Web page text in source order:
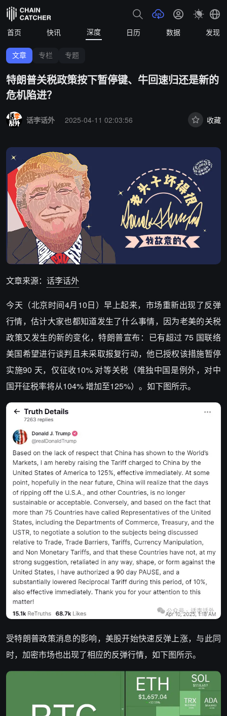
首页 快讯 深度 日历 数据 发现
文章 专栏 专题
特朗普关税政策按下暂停键、牛回速归还是新的
危机陷进？
话李话外
2025-04-11 02:03:56 收藏
文章来源： 话李话外
今天（北京时间4月10日）早上起来，市场重新出现了反弹
行情，估计大家也都知道发生了什么事情，因为老美的关税
政策又发生的新的变化，特朗普宣布：已有超过 75 国联络
美国希望进行谈判且未采取报复行动，他已授权该措施暂停
实施90 天，仅征收10% 对等关税（唯独中国是例外，对中
国开征税率将从104% 增加至125%）。如下图所示。
受特朗普政策消息的影响，美股开始快速反弹上涨，与此同
时，加密市场也出现了相应的反弹行情，如下图所示。